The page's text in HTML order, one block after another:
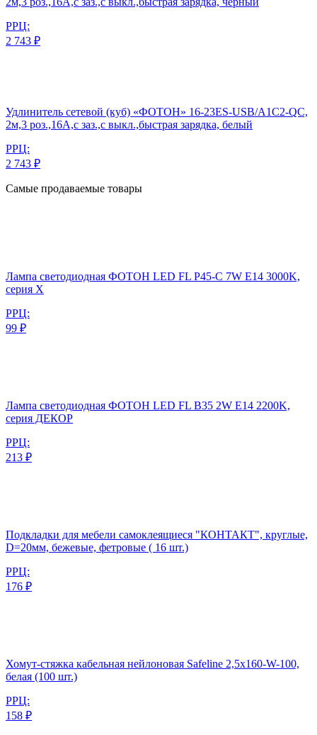
РРЦ:
2 743 ₽
Удлинитель сетевой (куб) «ФОТОН» 16-23ES-USB/A1C2-QC,
2м,3 роз.,16А,с заз.,с выкл.,быстрая зарядка, белый
РРЦ:
2 743 ₽
Самые продаваемые товары
Лампа светодиодная ФОТОН LED FL P45-C 7W E14 3000K,
серия Х
РРЦ:
99 ₽
Лампа светодиодная ФОТОН LED FL B35 2W E14 2200K,
серия ДЕКОР
РРЦ:
213 ₽
Подкладки для мебели самоклеящиеся "КОНТАКТ", круглые,
D=20мм, бежевые, фетровые ( 16 шт.)
РРЦ:
176 ₽
Хомут-стяжка кабельная нейлоновая Safeline 2,5x160-W-100,
белая (100 шт.)
РРЦ:
158 ₽